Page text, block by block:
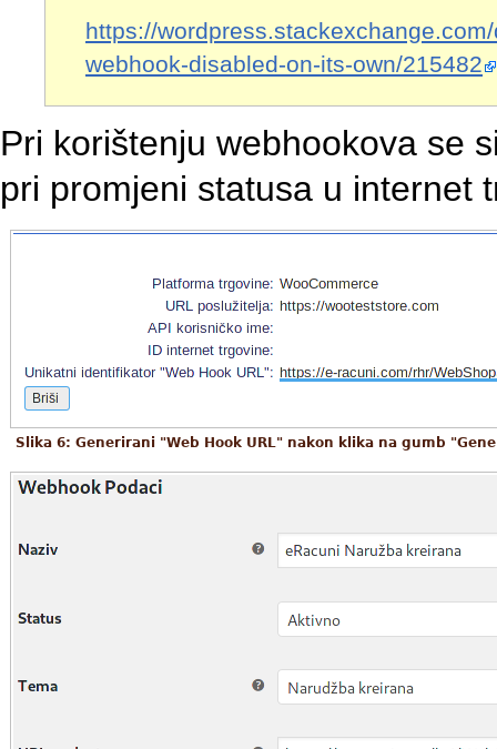
https://
webhook-disabled-on-its-own/215482
Pri korištenju webhookova se
pri promjeni statusa u internet
Slika 6: Generirani "Web Hook URL" nakon klika na gumb